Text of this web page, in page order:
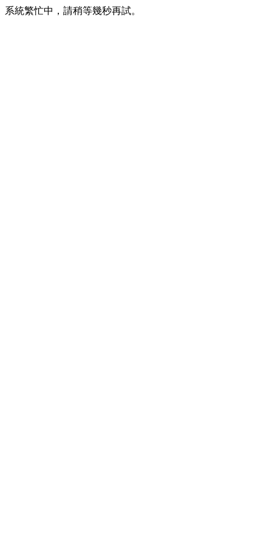
系統繁忙中，請稍等幾秒再試。